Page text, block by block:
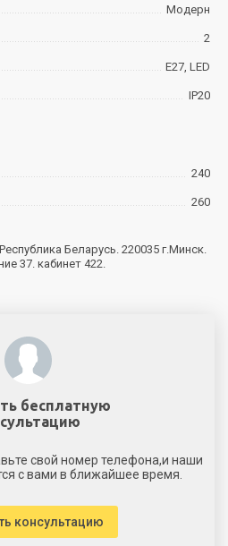
Модерн
2
E27, LED
IP20
240
260
Беларусь. 220035 г.Минск.
37. кабинет 422.
бесплатную
свой номер телефона,и наши
с вами в ближайшее время.
консультацию